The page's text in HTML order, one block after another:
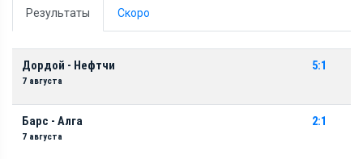
Результаты Скоро
Дордой - Нефтчи
7 августа
5:1
Барс - Алга
7 августа
2:1